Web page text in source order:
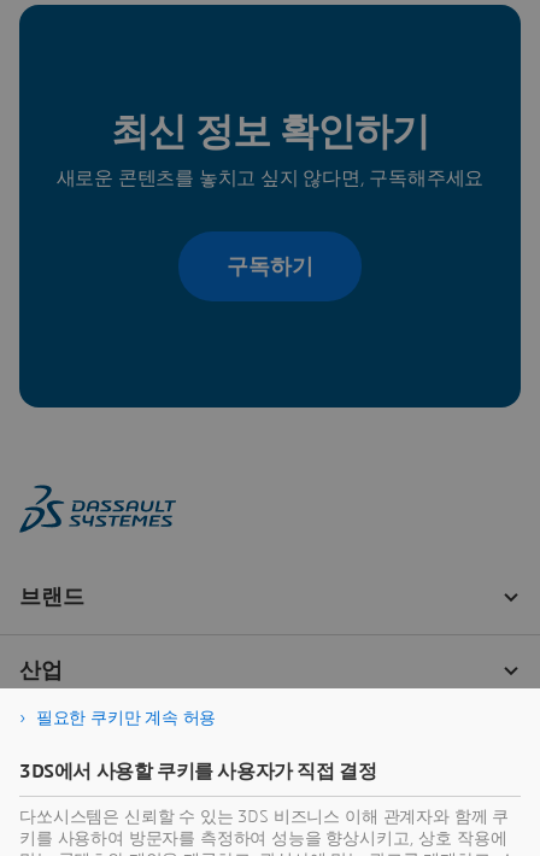
최신 정보 확인하기
새로운 콘텐츠를 놓치고 싶지 않다면, 구독해주세요
구독하기
필요한 쿠키만 계속 허용
3DS에서 사용할 쿠키를 사용자가 직접 결정
다쏘시스템은 신뢰할 수 있는 3DS 비즈니스 이해 관계자와 함께 쿠
키를 사용하여 방문자를 측정하여 성능을 향상시키고, 상호 작용에